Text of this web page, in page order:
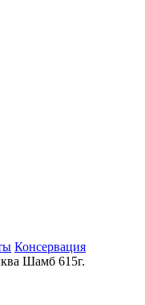
Консервация
Шамб 615г.